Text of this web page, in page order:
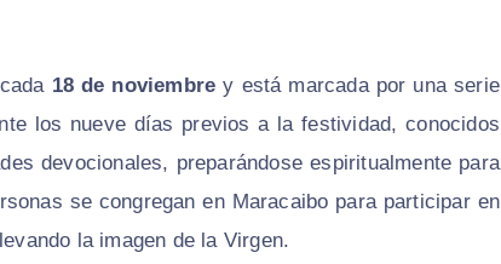
18 de noviembrey está marcada por una serie
los nueve días previos a la festividad, conocidos
devocionales, preparándose espiritualmente para
se congregan en Maracaibo para participar en
la imagen de la Virgen.